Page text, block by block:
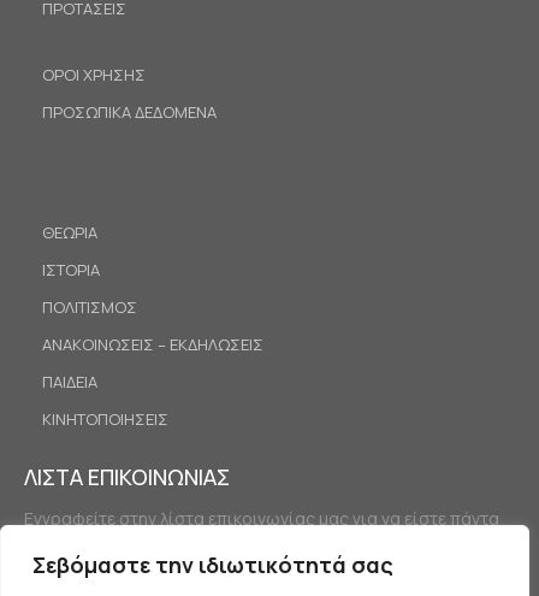
Σεβόμαστε την ιδιωτικότητά σας
ΠΡΟΤΑΣΕΙΣ
ΟΡΟΙ ΧΡΗΣΗΣ
ΠΡΟΣΩΠΙΚΑ ΔΕΔΟΜΕΝΑ
ΘΕΩΡΙΑ
ΙΣΤΟΡΙΑ
ΠΟΛΙΤΙΣΜΟΣ
ΑΝΑΚΟΙΝΩΣΕΙΣ – ΕΚΔΗΛΩΣΕΙΣ
ΠΑΙΔΕΙΑ
ΚΙΝΗΤΟΠΟΙΗΣΕΙΣ
ΛΙΣΤΑ ΕΠΙΚΟΙΝΩΝΙΑΣ
Εγγραφείτε στην λίστα επικοινωνίας μας για να είστε πάντα